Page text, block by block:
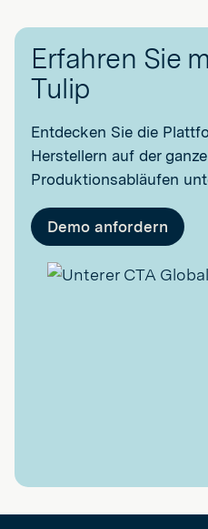
Erfahren Sie
Tulip
Entdecken Sie die
Herstellern auf der
Produktionsabläufen
Demo anfordern